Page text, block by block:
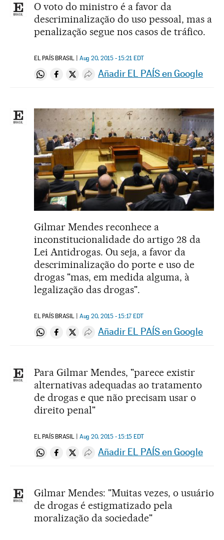
O voto do ministro é a favor da
descriminalização do uso pessoal, mas a
penalização segue nos casos de tráfico.
EL PAÍS BRASIL Aug 20, 2015 - 15:21 EDT
Compartir en Whatsapp
Compartir en Facebook
Compartir en Twitter
Desplegar Redes Sociales
Añadir EL PAÍS en Google
Gilmar Mendes reconhece a
inconstitucionalidade do artigo 28 da
Lei Antidrogas. Ou seja, a favor da
descriminalização do porte e uso de
drogas "mas, em medida alguma, à
legalização das drogas".
EL PAÍS BRASIL Aug 20, 2015 - 15:17 EDT
Compartir en Whatsapp
Compartir en Facebook
Compartir en Twitter
Desplegar Redes Sociales
Añadir EL PAÍS en Google
Para Gilmar Mendes, "parece existir
alternativas adequadas ao tratamento
de drogas e que não precisam usar o
direito penal"
EL PAÍS BRASIL Aug 20, 2015 - 15:15 EDT
Compartir en Whatsapp
Compartir en Facebook
Compartir en Twitter
Desplegar Redes Sociales
Añadir EL PAÍS en Google
Gilmar Mendes: "Muitas vezes, o usuário
de drogas é estigmatizado pela
moralização da sociedade"